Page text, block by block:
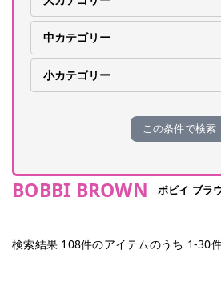
この条件で検索
BOBBI BROWN ボビイ ブラ
検索結果 108件のアイテムのうち 1-30